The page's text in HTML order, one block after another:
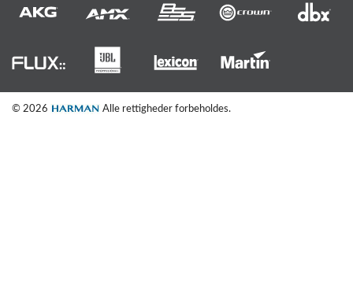
© 2026 Alle rettigheder forbeholdes.